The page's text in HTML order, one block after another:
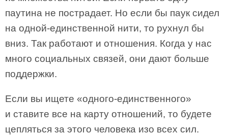
паутина не пострадает. Но если бы паук сидел
на одной-единственной нити, то рухнул бы
вниз. Так работают и отношения. Когда у нас
много социальных связей, они дают больше
поддержки.
Если вы ищете «одного-единственного»
и ставите все на карту отношений, то будете
цепляться за этого человека изо всех сил.